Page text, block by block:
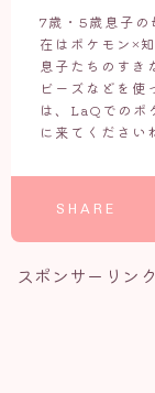
7歳・5歳息子の
在はポケモン×
息子たちのすき
ビーズなどを
は、LaQでのポ
に来てください
SHARE
スポンサーリンク